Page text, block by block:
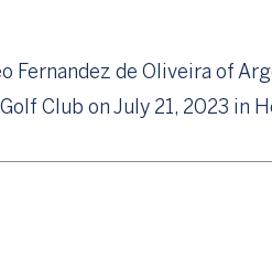
Fernandez de Oliveira of
Club on July 21, 2023